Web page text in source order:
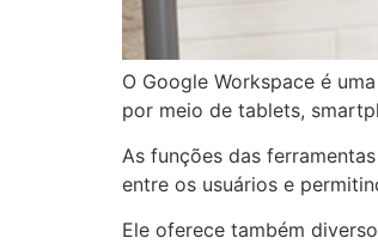
O Google Workspace é
por meio de tablets,
As funções das
entre os usuários e
Ele oferece também